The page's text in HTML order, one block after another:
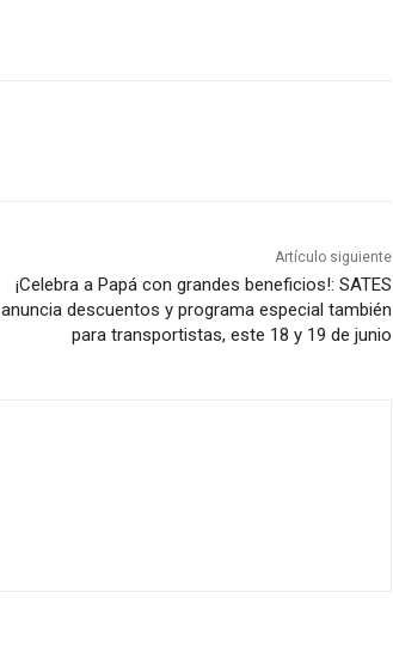
Artículo siguiente
¡Celebra a Papá con grandes beneficios!: SATES
anuncia descuentos y programa especial también
para transportistas, este 18 y 19 de junio